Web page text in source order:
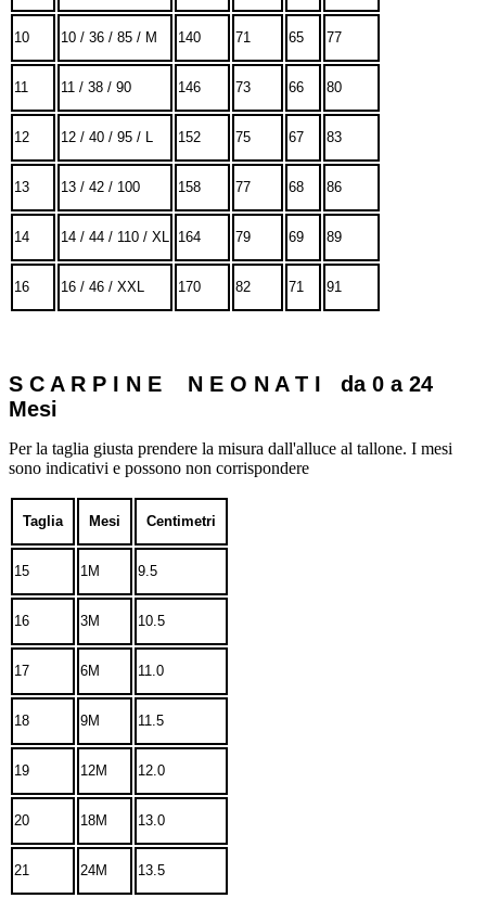
10 10 / 36 / 85 / M 140 71 65 77
11 11 / 38 / 90 146 73 66 80
12 12 / 40 / 95 / L 152 75 67 83
13 13 / 42 / 100 158 77 68 86
14 14 / 44 / 110 / XL 164 79 69 89
16 16 / 46 / XXL 170 82 71 91
S C A R P I N E N E O N A T I da 0 a 24
Mesi
Per la taglia giusta prendere la misura dall'alluce al tallone. I mesi
sono indicativi e possono non corrispondere
Taglia Mesi Centimetri
15 1M 9.5
16 3M 10.5
17 6M 11.0
18 9M 11.5
19 12M 12.0
20 18M 13.0
21 24M 13.5